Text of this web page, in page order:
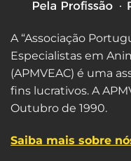
A “Associação
Especialistas em
(APMVEAC) é uma
fins lucrativos. A
Outubro de 1990.
Saiba mais sobre